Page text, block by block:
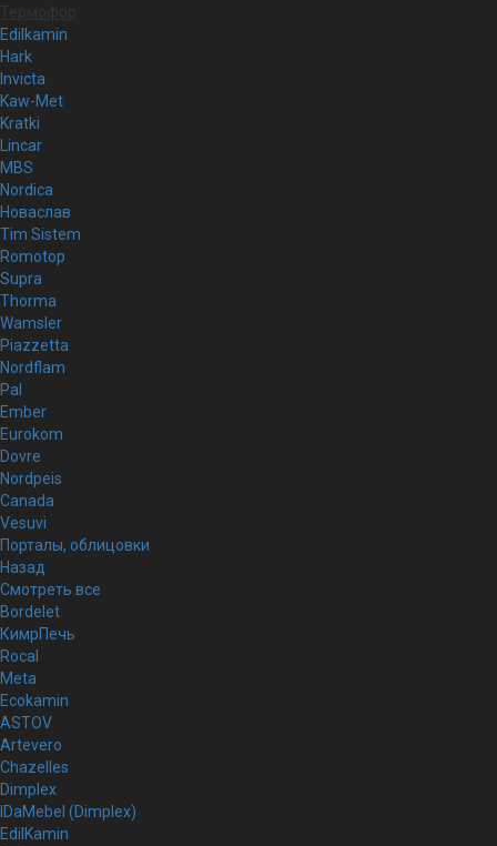
Edilkamin
Hark
Invicta
Kaw-Met
Kratki
Lincar
MBS
Nordica
Новаслав
Tim Sistem
Romotop
Supra
Thorma
Wamsler
Piazzetta
Nordflam
Pal
Ember
Eurokom
Dovre
Nordpeis
Canada
Vesuvi
Порталы, облицовки
Назад
Смотреть все
Bordelet
КимрПечь
Rocal
Meta
Ecokamin
ASTOV
Artevero
Chazelles
Dimplex
IDaMebel (Dimplex)
EdilKamin